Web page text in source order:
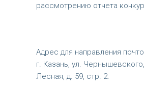
рассмотрению отчета
Адрес для направления
г. Казань, ул.
Лесная, д. 59, стр. 2.